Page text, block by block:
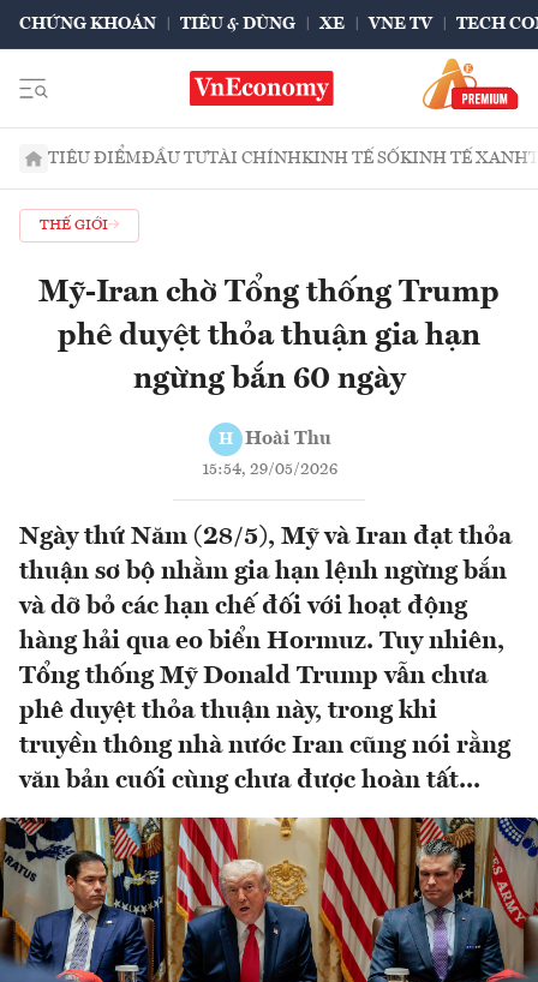
CHỨNG KHOÁN TIÊU & DÙNG XE VNE TV TECH
TIÊU ĐIỂMĐẦU TƯTÀI CHÍNHKINH TẾ SỐKINH TẾ XANH
THẾ GIỚI
Mỹ-Iran chờ Tổng thống Trump
phê duyệt thỏa thuận gia hạn
ngừng bắn 60 ngày
H Hoài Thu
15:54, 29/05/2026
Ngày thứ Năm (28/5), Mỹ và Iran đạt thỏa
thuận sơ bộ nhằm gia hạn lệnh ngừng bắn
và dỡ bỏ các hạn chế đối với hoạt động
hàng hải qua eo biển Hormuz. Tuy nhiên,
Tổng thống Mỹ Donald Trump vẫn chưa
phê duyệt thỏa thuận này, trong khi
truyền thông nhà nước Iran cũng nói rằng
văn bản cuối cùng chưa được hoàn tất...